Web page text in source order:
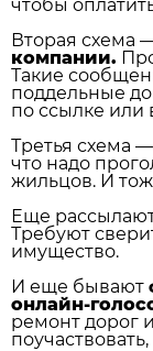
чтобы
Вторая схема
компании.
Такие
поддельные
по ссылке или
Третья схема —
что надо
жильцов. И
Еще
Требуют
имущество.
И еще бывают
ремонт дорог